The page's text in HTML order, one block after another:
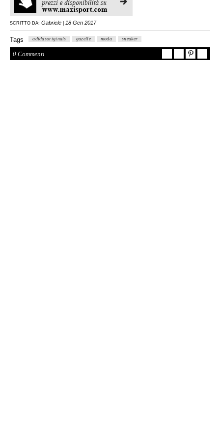
SCRITTO DA: Gabriele 18 Gen 2017
Tags adidasoriginals gazelle moda sneaker
0 Commenti